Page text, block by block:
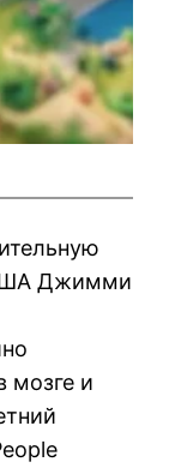
Джимми
мозге и